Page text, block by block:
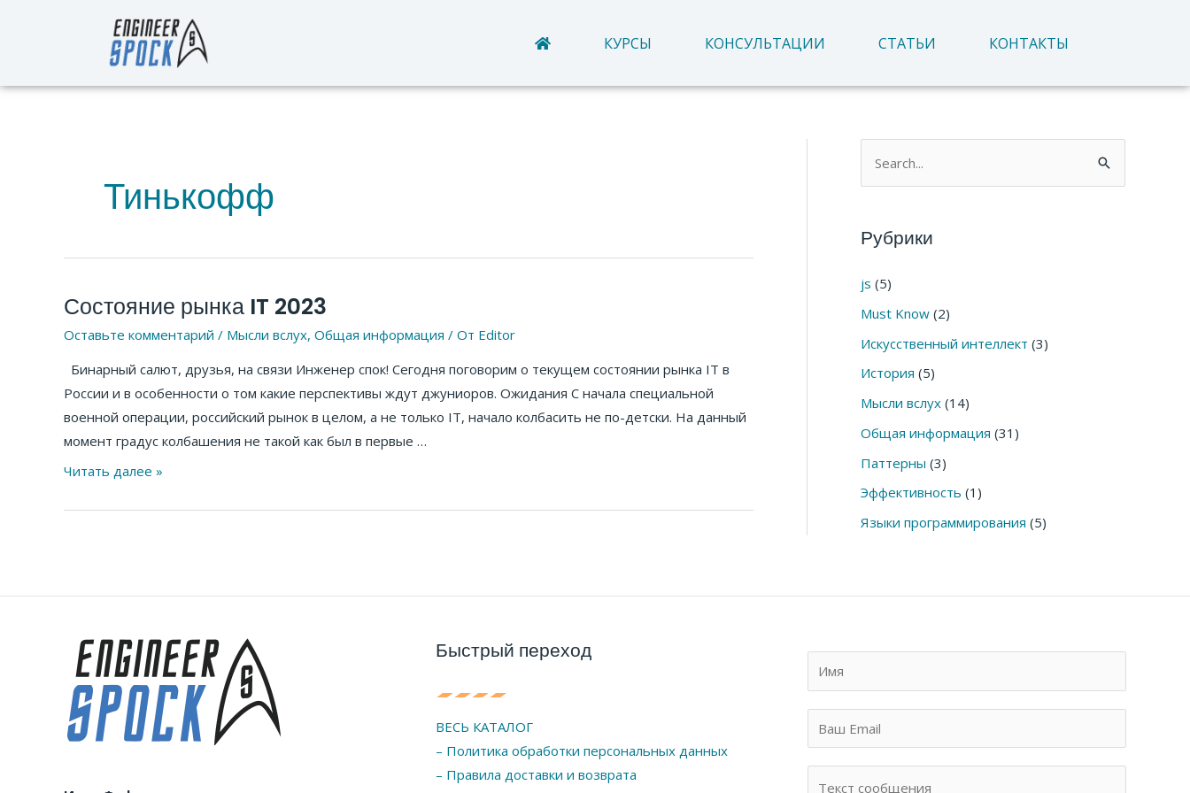
КУРСЫ КОНСУЛЬТАЦИИ СТАТЬИ КОНТАКТЫ
Тинькофф
Состояние рынка IT 2023
Оставьте комментарий / Мысли вслух, Общая информация / От Editor
Бинарный салют, друзья, на связи Инженер спок! Сегодня поговорим о текущем состоянии рынка IT в
России и в особенности о том какие перспективы ждут джуниоров. Ожидания С начала специальной
военной операции, российский рынок в целом, а не только IT, начало колбасить не по-детски. На данный
момент градус колбашения не такой как был в первые …
Состояние
2023
Читать далее »
сРубрики
js (5)
Must Know (2)
Искусственный интеллект (3)
История (5)
Мысли вслух (14)
Общая информация (31)
Паттерны (3)
Эффективность (1)
Языки программирования (5)
Быстрый переход
ВЕСЬ КАТАЛОГ
– Политика обработки персональных данных
– Правила доставки и возврата